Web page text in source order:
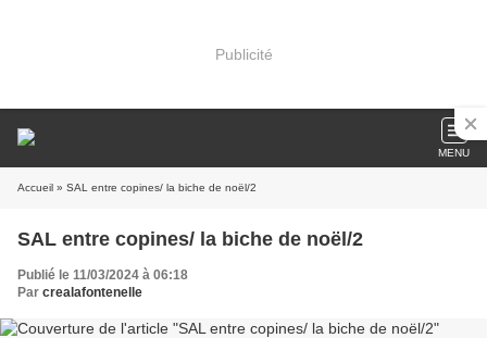
Publicité
MENU
Accueil » SAL entre copines/ la biche de noël/2
SAL entre copines/ la biche de noël/2
Publié le 11/03/2024 à 06:18
Par crealafontenelle